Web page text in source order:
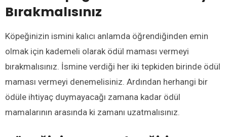
Bırakmalısınız
Köpeğinizin ismini kalıcı anlamda öğrendiğinden emin
olmak için kademeli olarak ödül maması vermeyi
bırakmalısınız. İsmine verdiği her iki tepkiden birinde ödül
maması vermeyi denemelisiniz. Ardından herhangi bir
ödüle ihtiyaç duymayacağı zamana kadar ödül
mamalarının arasında ki zamanı uzatmalısınız.